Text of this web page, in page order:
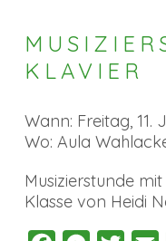
KLAVIER
Wann: Freitag, 11.
Wo: Aula
Musizierstunde
Klasse von Heidi